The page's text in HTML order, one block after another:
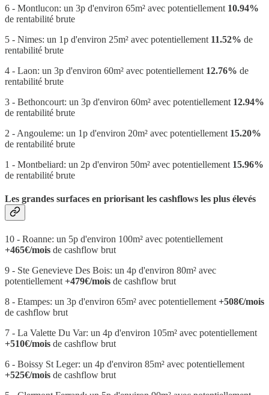
6 - Montlucon: un 3p d'environ 65m² avec potentiellement 10.94%
de rentabilité brute
5 - Nimes: un 1p d'environ 25m² avec potentiellement 11.52% de
rentabilité brute
4 - Laon: un 3p d'environ 60m² avec potentiellement 12.76% de
rentabilité brute
3 - Bethoncourt: un 3p d'environ 60m² avec potentiellement 12.94%
de rentabilité brute
2 - Angouleme: un 1p d'environ 20m² avec potentiellement 15.20%
de rentabilité brute
1 - Montbeliard: un 2p d'environ 50m² avec potentiellement 15.96%
de rentabilité brute
Les grandes surfaces en priorisant les cashflows les plus élevés
10 - Roanne: un 5p d'environ 100m² avec potentiellement
+465€/mois de cashflow brut
9 - Ste Genevieve Des Bois: un 4p d'environ 80m² avec
potentiellement +479€/mois de cashflow brut
8 - Etampes: un 3p d'environ 65m² avec potentiellement +508€/mois
de cashflow brut
7 - La Valette Du Var: un 4p d'environ 105m² avec potentiellement
+510€/mois de cashflow brut
6 - Boissy St Leger: un 4p d'environ 85m² avec potentiellement
+525€/mois de cashflow brut